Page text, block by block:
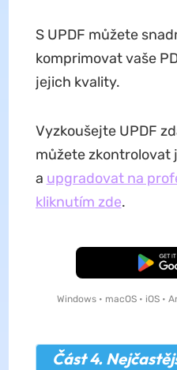
S UPDF můžete
komprimovat vaše
jejich kvality.
Vyzkoušejte UPDF
můžete zkontrolovat
a upgradovat na
kliknutím zde.
Windows • macOS • iOS •
Část 4.